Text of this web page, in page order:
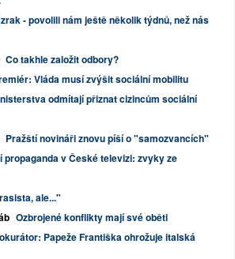
- povolili nám ještě několik týdnů, než nás
Co takhle založit odbory?
Vláda musí zvýšit sociální mobilitu
odmítají přiznat cizincům sociální
Pražští novináři znovu píší o "samozvancích"
propaganda v České televizi: zvyky ze
ale..."
Ozbrojené konflikty mají své oběti
Papeže Františka ohrožuje italská